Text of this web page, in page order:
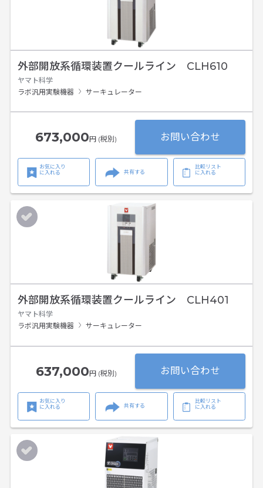
外部開放系循環装置クールライン CLH610
ヤマト科学
ラボ汎用実験機器
サーキュレーター
673,000円 (税別) お問い合わせ
お気に入り
に入れる
共有する
比較リスト
に入れる
外部開放系循環装置クールライン CLH401
ヤマト科学
ラボ汎用実験機器
サーキュレーター
637,000円 (税別) お問い合わせ
お気に入り
に入れる
共有する
比較リスト
に入れる